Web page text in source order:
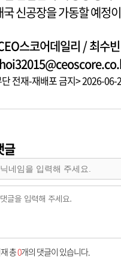
국 신공장을 가동할 예정
스코어데일리 / 최수
전재-재배포 금지> 2026-06-
글
총0개의 댓글이 있습니다.